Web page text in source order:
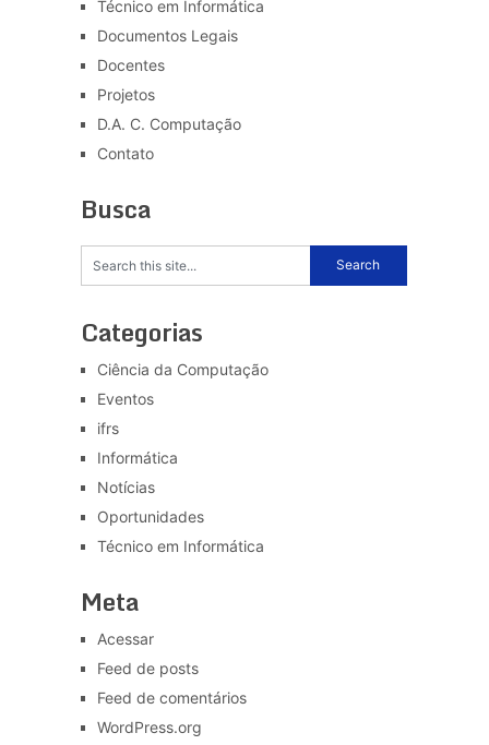
Técnico em Informática
Documentos Legais
Docentes
Projetos
D.A. C. Computação
Contato
Busca
Categorias
Ciência da Computação
Eventos
ifrs
Informática
Notícias
Oportunidades
Técnico em Informática
Meta
Acessar
Feed de posts
Feed de comentários
WordPress.org